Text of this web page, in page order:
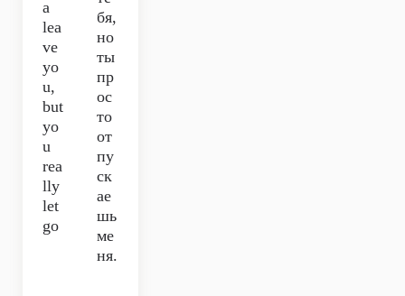
a
lea
ve
yo
u,
but
yo
u
rea
lly
let
go
бя,
но
ты
пр
ос
то
от
пу
ск
ае
шь
ме
ня.